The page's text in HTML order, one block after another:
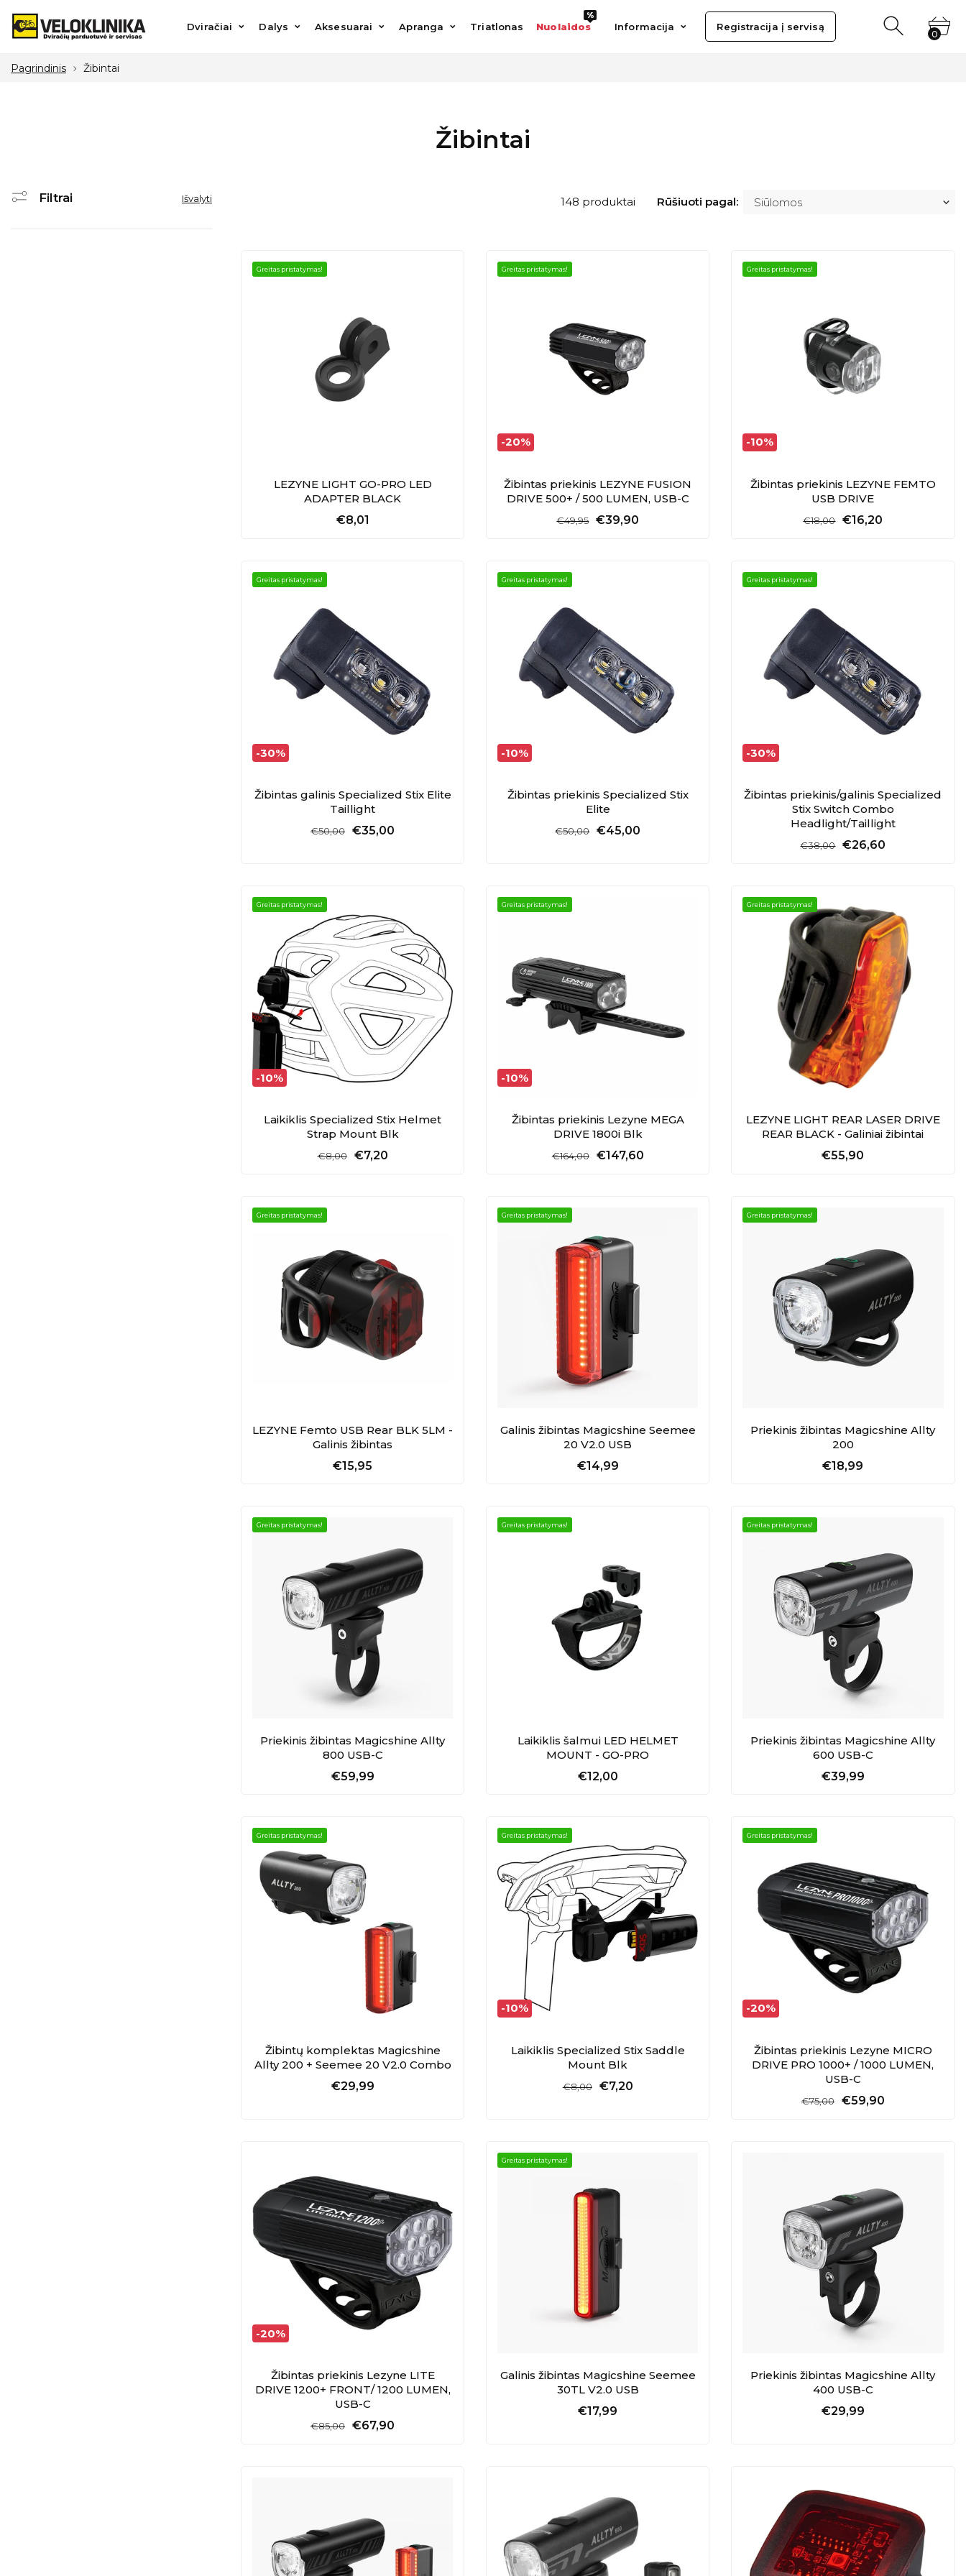
0
Dviračiai Dalys Aksesuarai Apranga Triatlonas Nuolaidos
%
Informacija Registracija į servisą
0
Pagrindinis Žibintai
Žibintai
Filtrai Išvalyti 148 produktai Rūšiuoti pagal:
Greitas pristatymas!
LEZYNE LIGHT GO-PRO LED
ADAPTER BLACK
€8,01
-20%
Greitas pristatymas!
Žibintas priekinis LEZYNE FUSION
DRIVE 500+ / 500 LUMEN, USB-C
€49,95 €39,90
-10%
Greitas pristatymas!
Žibintas priekinis LEZYNE FEMTO
USB DRIVE
€18,00 €16,20
-30%
Greitas pristatymas!
Žibintas galinis Specialized Stix Elite
Taillight
€50,00 €35,00
-10%
Greitas pristatymas!
Žibintas priekinis Specialized Stix
Elite
€50,00 €45,00
-30%
Greitas pristatymas!
Žibintas priekinis/galinis Specialized
Stix Switch Combo
Headlight/Taillight
€38,00 €26,60
-10%
Greitas pristatymas!
Laikiklis Specialized Stix Helmet
Strap Mount Blk
€8,00 €7,20
-10%
Greitas pristatymas!
Žibintas priekinis Lezyne MEGA
DRIVE 1800i Blk
€164,00 €147,60
Greitas pristatymas!
LEZYNE LIGHT REAR LASER DRIVE
REAR BLACK - Galiniai žibintai
€55,90
Greitas pristatymas!
LEZYNE Femto USB Rear BLK 5LM -
Galinis žibintas
€15,95
Greitas pristatymas!
Galinis žibintas Magicshine Seemee
20 V2.0 USB
€14,99
Greitas pristatymas!
Priekinis žibintas Magicshine Allty
200
€18,99
Greitas pristatymas!
Priekinis žibintas Magicshine Allty
800 USB-C
€59,99
Greitas pristatymas!
Laikiklis šalmui LED HELMET
MOUNT - GO-PRO
€12,00
Greitas pristatymas!
Priekinis žibintas Magicshine Allty
600 USB-C
€39,99
Greitas pristatymas!
Žibintų komplektas Magicshine
Allty 200 + Seemee 20 V2.0 Combo
€29,99
-10%
Greitas pristatymas!
Laikiklis Specialized Stix Saddle
Mount Blk
€8,00 €7,20
-20%
Greitas pristatymas!
Žibintas priekinis Lezyne MICRO
DRIVE PRO 1000+ / 1000 LUMEN,
USB-C
€75,00 €59,90
-20%
Žibintas priekinis Lezyne LITE
DRIVE 1200+ FRONT/ 1200 LUMEN,
USB-C
€85,00 €67,90
Greitas pristatymas!
Galinis žibintas Magicshine Seemee
30TL V2.0 USB
€17,99
Priekinis žibintas Magicshine Allty
400 USB-C
€29,99